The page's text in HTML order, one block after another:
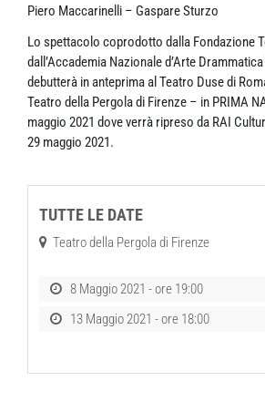
Piero Maccarinelli – Gaspare Sturzo
Lo spettacolo coprodotto dalla Fondazione
dall’Accademia Nazionale d’Arte Drammatica
debutterà in anteprima al Teatro Duse di
Teatro della Pergola di Firenze – in PRIMA
maggio 2021 dove verrà ripreso da RAI
29 maggio 2021.
TUTTE LE DATE
Teatro della Pergola di Firenze
8 Maggio 2021 - ore 19:00
13 Maggio 2021 - ore 18:00